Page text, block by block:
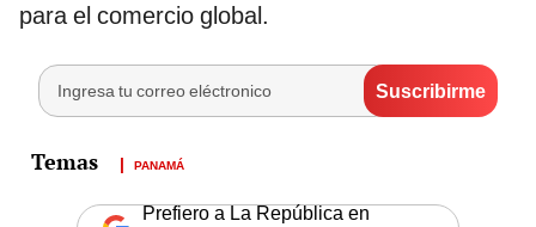
para el comercio global.
PANAMÁ
Prefiero a La República en